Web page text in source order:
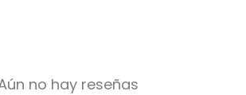
no hay reseñas